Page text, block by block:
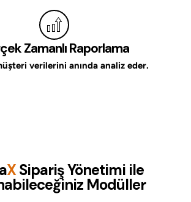
Zamanlı Raporlama
verilerini anında analiz eder.
XSipariş Yönetimi ile
Modüller